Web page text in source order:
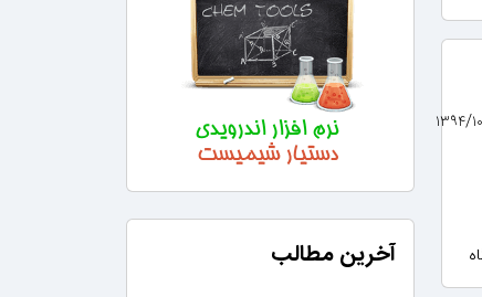
آخرین مطالب